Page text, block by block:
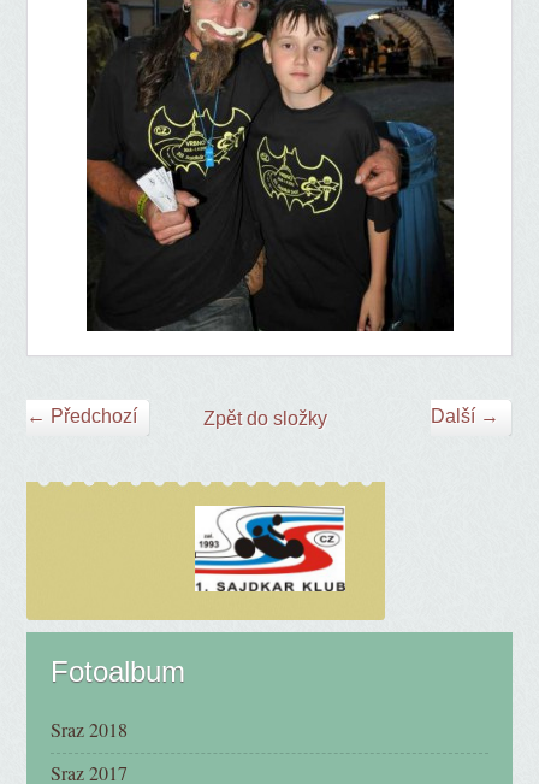
← Předchozí Další →
Zpět do složky
Fotoalbum
Sraz 2018
Sraz 2017